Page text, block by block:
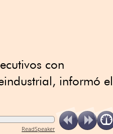
con
informó el
ReadSpeaker